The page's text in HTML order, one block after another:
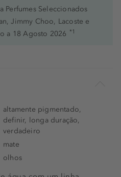
Perfumes Seleccionados
Jimmy Choo, Lacoste e
a 18 Agosto 2026 *1
altamente pigmentado,
definir, longa duração,
verdadeiro
mate
olhos